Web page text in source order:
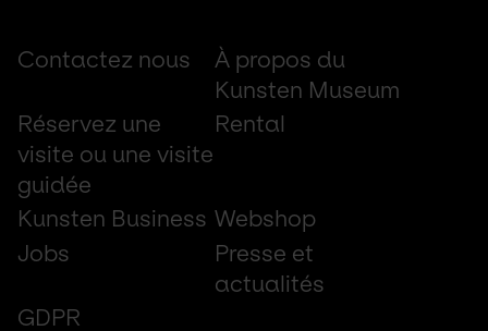
Footer
Contactez nous
À propos du
Kunsten Museum
Réservez une
visite ou une visite
guidée
Rental
Kunsten Business Webshop
Jobs
Presse et
actualités
GDPR